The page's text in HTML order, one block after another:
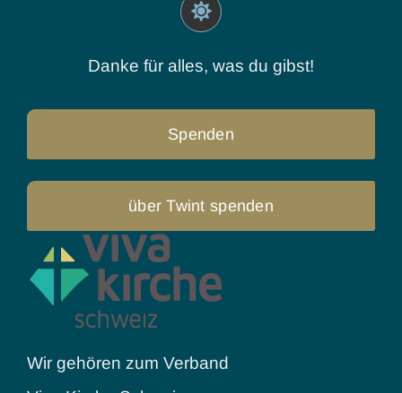
Danke für alles, was du gibst!
Spenden
über Twint spenden
Wir gehören zum Verband